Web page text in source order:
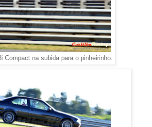
Compact na subida para o pinheirinho.